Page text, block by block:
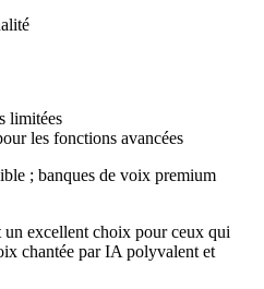
limitées
les fonctions avancées
; banques de voix premium
un excellent choix pour ceux qui
chantée par IA polyvalent et